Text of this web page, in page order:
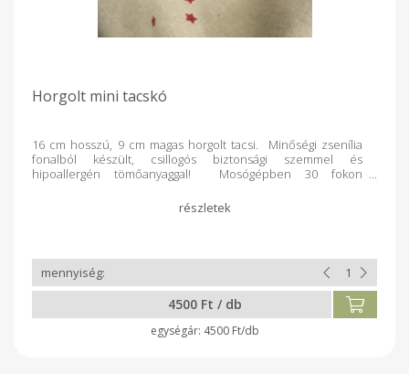
Horgolt mini tacskó
16 cm hosszú, 9 cm magas horgolt tacsi. Minőségi zsenília
fonalból készült, csillogós biztonsági szemmel és
hipoallergén tömőanyaggal! Mosógépben 30 fokon
szárítani tilos! Használata 3 év alatti gyermekek számára
szülői felügyelet mellett ajánlott!
4500 Ft / db
4500 Ft/db